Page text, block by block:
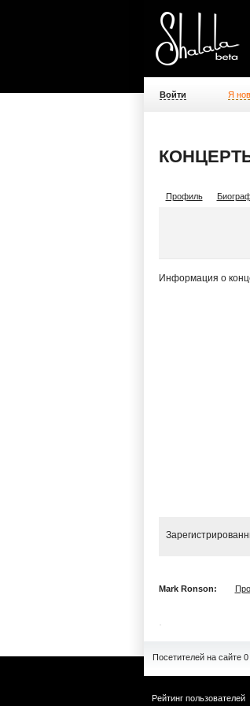
Войти Я
Профиль
Информация о
Mark Ronson:
Посетителей на сайте 0
Рейтинг пользователей